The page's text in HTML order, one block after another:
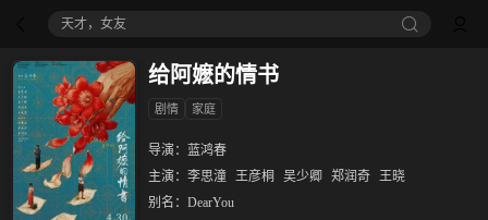
天才，女友
给阿嬷的情书
剧情 家庭
导演： 蓝鸿春
主演： 李思潼 王彦桐 吴少卿 郑润奇 王晓
别名： DearYou